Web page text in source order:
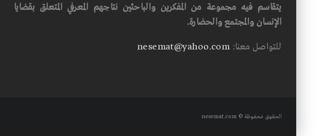
يتقاسم فيه مجموعة من المفكرين والباحثين نتاجهم المعرفي المتعلق بقضايا
الإنسان والمجتمع والحضارة.
للتواصل معنا:nesemat@yahoo.com
الحقوق محفوظة © nesemat.com